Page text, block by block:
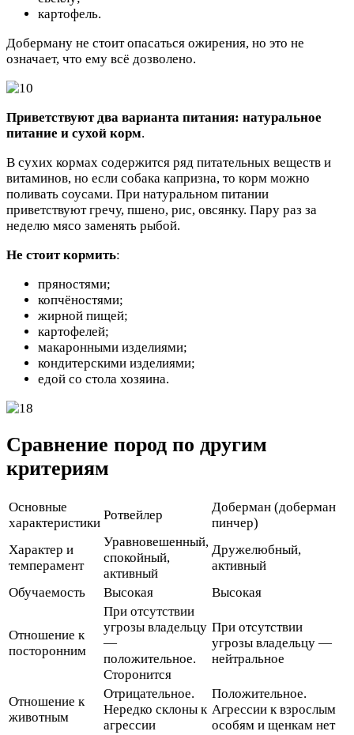
картофель.
Доберману не стоит опасаться ожирения, но это не
означает, что ему всё дозволено.
Приветствуют два варианта питания: натуральное
питание и сухой корм.
В сухих кормах содержится ряд питательных веществ и
витаминов, но если собака капризна, то корм можно
поливать соусами. При натуральном питании
приветствуют гречу, пшено, рис, овсянку. Пару раз за
неделю мясо заменять рыбой.
Не стоит кормить:
пряностями;
копчёностями;
жирной пищей;
картофелей;
макаронными изделиями;
кондитерскими изделиями;
едой со стола хозяина.
Сравнение пород по другим
критериям
Основные
характеристики
Ротвейлер
Доберман (доберман
пинчер)
Характер и
темперамент
Уравновешенный,
спокойный,
активный
Дружелюбный,
активный
Обучаемость
Высокая Высокая
Отношение к
посторонним
При отсутствии
угрозы владельцу
—
положительное.
Сторонится
При отсутствии
угрозы владельцу —
нейтральное
Отношение к
животным
Отрицательное.
Нередко склоны к
агрессии
Положительное.
Агрессии к взрослым
особям и щенкам нет